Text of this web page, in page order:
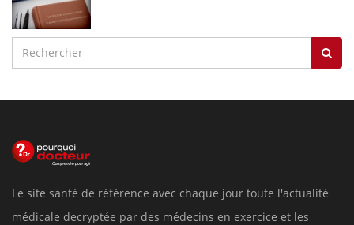
Le site santé de référence avec chaque jour toute l'actualité
médicale decryptée par des médecins en exercice et les